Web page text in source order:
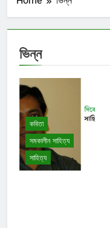
ভিন্ন
কবিতা
সমকালীন সাহিত্য
সাহিত্য